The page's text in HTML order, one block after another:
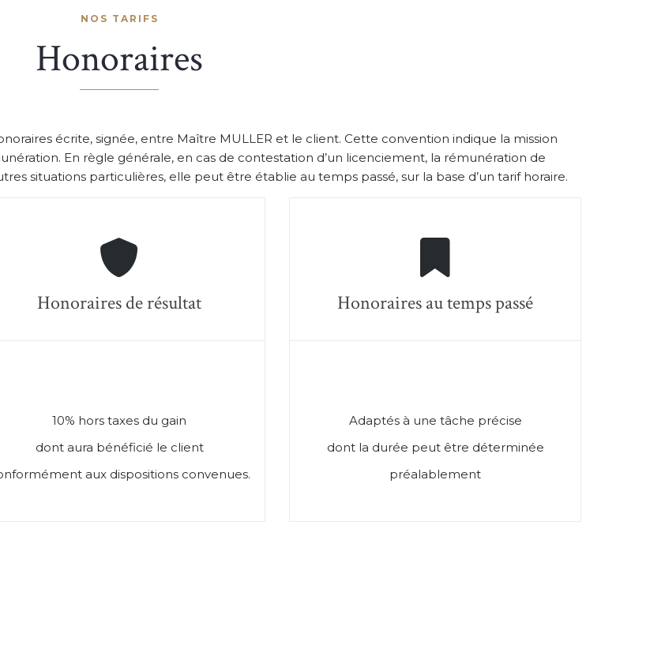
NOS TARIFS
Honoraires
écrite, signée, entre Maître MULLER et le client. Cette convention indique la mission
En règle générale, en cas de contestation d’un licenciement, la rémunération de
situations particulières, elle peut être établie au temps passé, sur la base d’un tarif horaire.
Honoraires de résultat
10% hors taxes du gain
dont aura bénéficié le client
aux dispositions convenues.
Honoraires au temps passé
Adaptés à une tâche précise
dont la durée peut être déterminée
préalablement